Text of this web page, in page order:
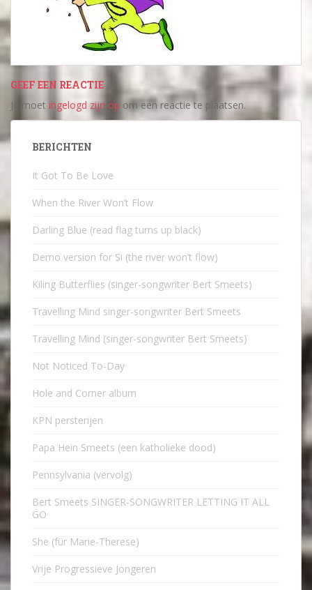
GEEF EEN REACTIE
Je moet ingelogd zijn op om een reactie te plaatsen.
BERICHTEN
It Got To Be Love
When the River Won’t Flow
Darling Blue (read flag turns up black)
Demo version for Si (the river won’t flow)
Kiling Butterflies (singer-songwriter Bert Smeets)
Travelling Mind singer-songwriter Bert Smeets
Travelling Mind (singer-songwriter Bert Smeets)
Not Noticed To-Day
Hole and Corner album
KPN persterijen
Papa Hein Smeets (een katholieke dood)
Pennsylvania (vervolg)
Bert Smeets SINGER-SONGWRITER LETTING IT ALL
GO
She (für Marie-Therese)
Vrije Progressieve Jongeren